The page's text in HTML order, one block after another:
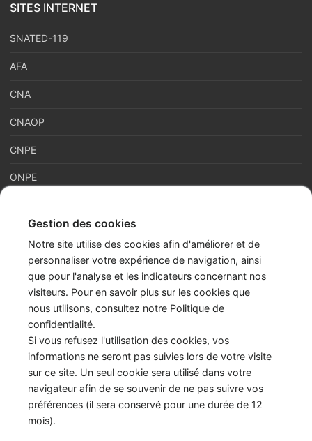
Gestion des cookies
Notre site utilise des cookies afin d'améliorer et de
personnaliser votre expérience de navigation, ainsi
que pour l'analyse et les indicateurs concernant nos
visiteurs. Pour en savoir plus sur les cookies que
nous utilisons, consultez notre Politique de
confidentialité.
Si vous refusez l'utilisation des cookies, vos
informations ne seront pas suivies lors de votre visite
sur ce site. Un seul cookie sera utilisé dans votre
navigateur afin de se souvenir de ne pas suivre vos
préférences (il sera conservé pour une durée de 12
mois).
SITES INTERNET
SNATED-119
AFA
CNA
CNAOP
CNPE
ONPE
France Enfance Protégée, mis en place le 5 janvier 2023,
regroupe en son sein plusieurs acteurs de la prévention et de la
protection et de la prévention de l’enfance : adoption, enfance
en danger et accès aux origines personnelles. Cette maison
commune assure les missions du Service National d’Accueil
Téléphonique de l’Enfance en Danger – numéro 119 (SNATED-
119), de l’Agence Française de l’Adoption (AFA), de
l’Observatoire National de la Protection de l’Enfance (ONPE).
Également, France Enfance Protégée assure les secrétariats du
Conseil National pour l’Accès aux Origines Personnelles
(CNAOP), du Conseil National de la Protection de l’Enfance
(CNPE) et du Conseil National de l’Adoption (CNA).